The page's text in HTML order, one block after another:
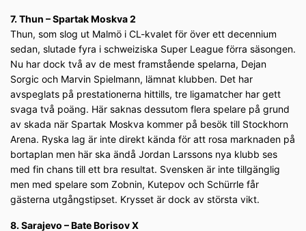
7. Thun – Spartak Moskva 2
Thun, som slog ut Malmö i CL-kvalet för över ett decennium
sedan, slutade fyra i schweiziska Super League förra säsongen.
Nu har dock två av de mest framstående spelarna, Dejan
Sorgic och Marvin Spielmann, lämnat klubben. Det har
avspeglats på prestationerna hittills, tre ligamatcher har gett
svaga två poäng. Här saknas dessutom flera spelare på grund
av skada när Spartak Moskva kommer på besök till Stockhorn
Arena. Ryska lag är inte direkt kända för att rosa marknaden på
bortaplan men här ska ändå Jordan Larssons nya klubb ses
med fin chans till ett bra resultat. Svensken är inte tillgänglig
men med spelare som Zobnin, Kutepov och Schürrle får
gästerna utgångstipset. Krysset är dock av största vikt.
8. Sarajevo – Bate Borisov X